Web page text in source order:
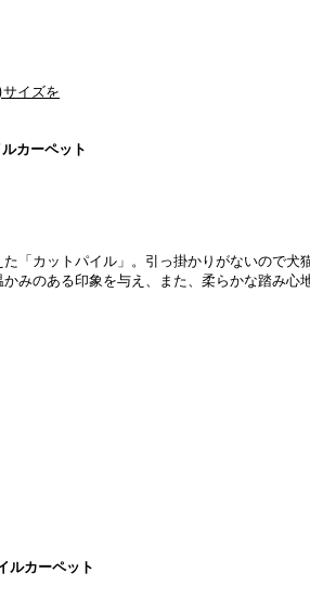
イズを
カーペット
「カットパイル」。引っ掛かりがないので
みのある印象を与え、また、柔らかな踏み心
ルカーペット